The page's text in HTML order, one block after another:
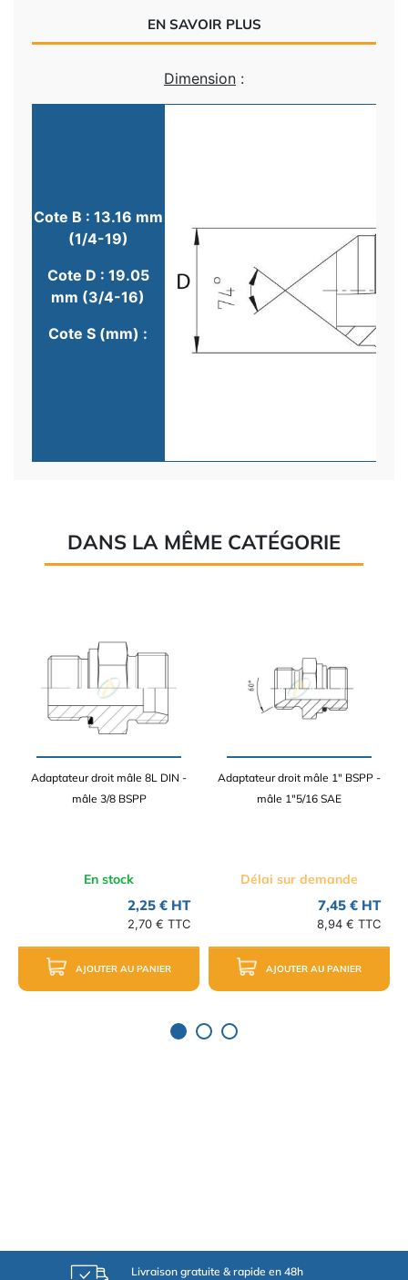
EN SAVOIR PLUS
Dimension :
Cote B : 13.16 mm
(1/4-19)
Cote D : 19.05
mm (3/4-16)
Cote S (mm) :
DANS LA MÊME CATÉGORIE
Adaptateur droit mâle 8L DIN -
mâle 3/8 BSPP
En stock
2,25 € HT
2,70 € TTC
AJOUTER AU PANIER
Adaptateur droit mâle 1" BSPP -
mâle 1"5/16 SAE
Délai sur demande
7,45 € HT
8,94 € TTC
AJOUTER AU PANIER
Livraison gratuite & rapide en 48h